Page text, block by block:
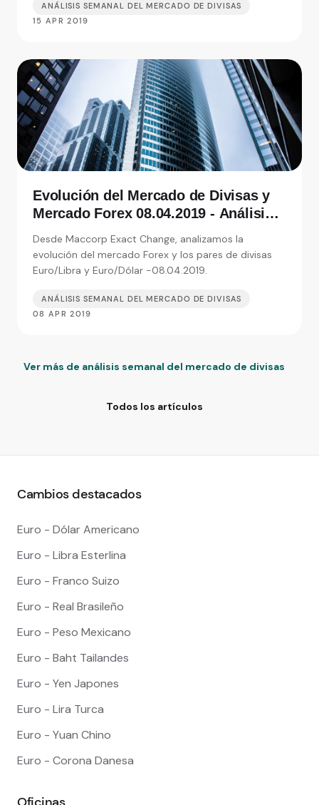
ANÁLISIS SEMANAL DEL MERCADO DE DIVISAS
15 APR 2019
Evolución del Mercado de Divisas y
Mercado Forex 08.04.2019 - Análisis
de moneda
Desde Maccorp Exact Change, analizamos la
evolución del mercado Forex y los pares de divisas
Euro/Libra y Euro/Dólar -08.04.2019.
ANÁLISIS SEMANAL DEL MERCADO DE DIVISAS
08 APR 2019
Ver más de análisis semanal del mercado de divisas
Todos los artículos
Cambios destacados
Euro - Dólar Americano
Euro - Libra Esterlina
Euro - Franco Suizo
Euro - Real Brasileño
Euro - Peso Mexicano
Euro - Baht Tailandes
Euro - Yen Japones
Euro - Lira Turca
Euro - Yuan Chino
Euro - Corona Danesa